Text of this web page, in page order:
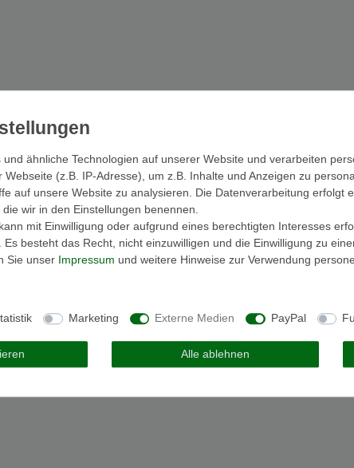
ähnliche Technologien auf unserer Website und verarbeiten
Webseite (z.B. IP-Adresse), um z.B. Inhalte und Anzeigen zu
auf unsere Website zu analysieren. Die Datenverarbeitung erfolgt
wir in den Einstellungen benennen.
mit Einwilligung oder aufgrund eines berechtigten Interesses
besteht das Recht, nicht einzuwilligen und die Einwilligung zu
Sie unser Impressum und weitere Hinweise zur Verwendung
Marketing Externe Medien PayPal
Alle ablehnen